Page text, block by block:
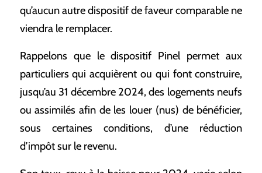
qu’aucun autre dispositif de faveur comparable ne
viendra le remplacer.
Rappelons que le dispositif Pinel permet aux
particuliers qui acquièrent ou qui font construire,
jusqu’au 31 décembre 2024, des logements neufs
ou assimilés afin de les louer (nus) de bénéficier,
sous certaines conditions, d’une réduction
d’impôt sur le revenu.